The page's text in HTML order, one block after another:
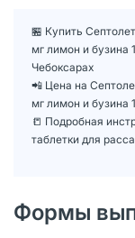
🏪 Купить
мг лимон и бузина
Чебоксарах
📲 Цена на
мг лимон и
📒 Подробная
таблетки для
Формы